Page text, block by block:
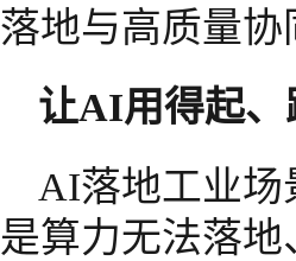
落地与高质量
让AI用得起、
AI落地工业场
是算力无法落